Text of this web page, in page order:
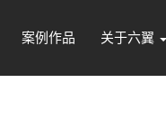
案例作品 关于六翼